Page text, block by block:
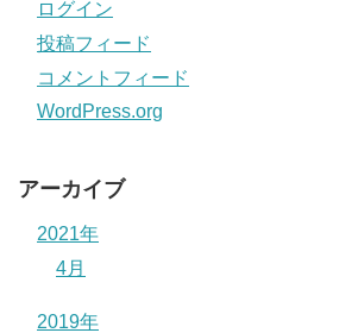
ログイン
投稿フィード
コメントフィード
WordPress.org
アーカイブ
2021年
4月
2019年